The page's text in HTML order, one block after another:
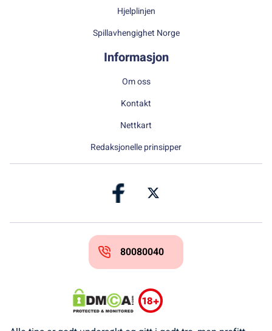
Hjelplinjen
Spillavhengighet Norge
Informasjon
Om oss
Kontakt
Nettkart
Redaksjonelle prinsipper
80080040